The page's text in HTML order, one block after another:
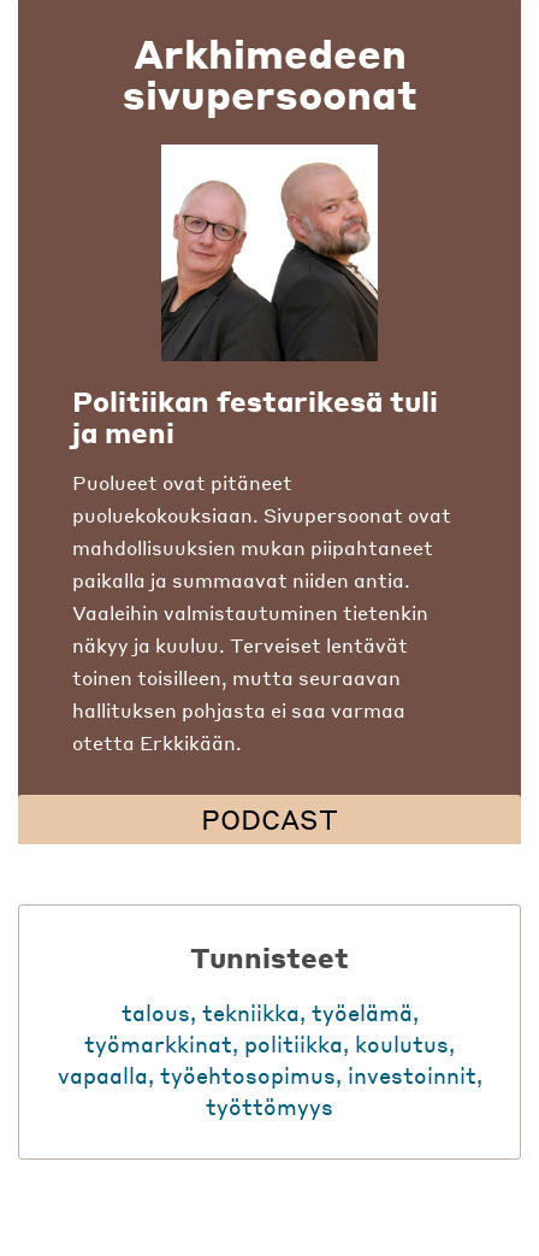
Arkhimedeen
sivupersoonat
Politiikan festarikesä tuli
ja meni
Puolueet ovat pitäneet
puoluekokouksiaan. Sivupersoonat ovat
mahdollisuuksien mukan piipahtaneet
paikalla ja summaavat niiden antia.
Vaaleihin valmistautuminen tietenkin
näkyy ja kuuluu. Terveiset lentävät
toinen toisilleen, mutta seuraavan
hallituksen pohjasta ei saa varmaa
otetta Erkkikään.
PODCAST
Tunnisteet
talous, tekniikka, työelämä,
työmarkkinat, politiikka, koulutus,
vapaalla, työehtosopimus, investoinnit,
työttömyys